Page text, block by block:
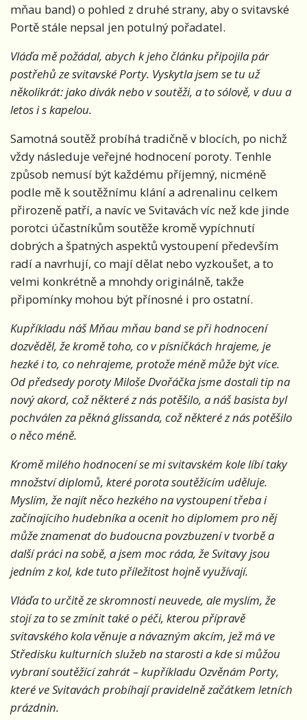
mňau band) o pohled z druhé strany, aby o svitavské
Portě stále nepsal jen potulný pořadatel.
Vláďa mě požádal, abych k jeho článku připojila pár
postřehů ze svitavské Porty. Vyskytla jsem se tu už
několikrát: jako divák nebo v soutěži, a to sólově, v duu a
letos i s kapelou.
Samotná soutěž probíhá tradičně v blocích, po nichž
vždy následuje veřejné hodnocení poroty. Tenhle
způsob nemusí být každému příjemný, nicméně
podle mě k soutěžnímu klání a adrenalinu celkem
přirozeně patří, a navíc ve Svitavách víc než kde jinde
porotci účastníkům soutěže kromě vypíchnutí
dobrých a špatných aspektů vystoupení především
radí a navrhují, co mají dělat nebo vyzkoušet, a to
velmi konkrétně a mnohdy originálně, takže
připomínky mohou být přínosné i pro ostatní.
Kupříkladu náš Mňau mňau band se při hodnocení
dozvěděl, že kromě toho, co v písničkách hrajeme, je
hezké i to, co nehrajeme, protože méně může být více.
Od předsedy poroty Miloše Dvořáčka jsme dostali tip na
nový akord, což některé z nás potěšilo, a náš basista byl
pochválen za pěkná glissanda, což některé z nás potěšilo
o něco méně.
Kromě milého hodnocení se mi svitavském kole líbí taky
množství diplomů, které porota soutěžícím uděluje.
Myslím, že najít něco hezkého na vystoupení třeba i
začínajícího hudebníka a ocenit ho diplomem pro něj
může znamenat do budoucna povzbuzení v tvorbě a
další práci na sobě, a jsem moc ráda, že Svitavy jsou
jedním z kol, kde tuto příležitost hojně využívají.
Vláďa to určitě ze skromnosti neuvede, ale myslím, že
stojí za to se zmínit také o péči, kterou přípravě
svitavského kola věnuje a návazným akcím, jež má ve
Středisku kulturních služeb na starosti a kde si můžou
vybraní soutěžící zahrát – kupříkladu Ozvěnám Porty,
které ve Svitavách probíhají pravidelně začátkem letních
prázdnin.